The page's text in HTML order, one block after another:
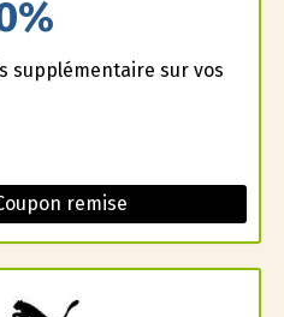
supplémentaire sur vos
remise